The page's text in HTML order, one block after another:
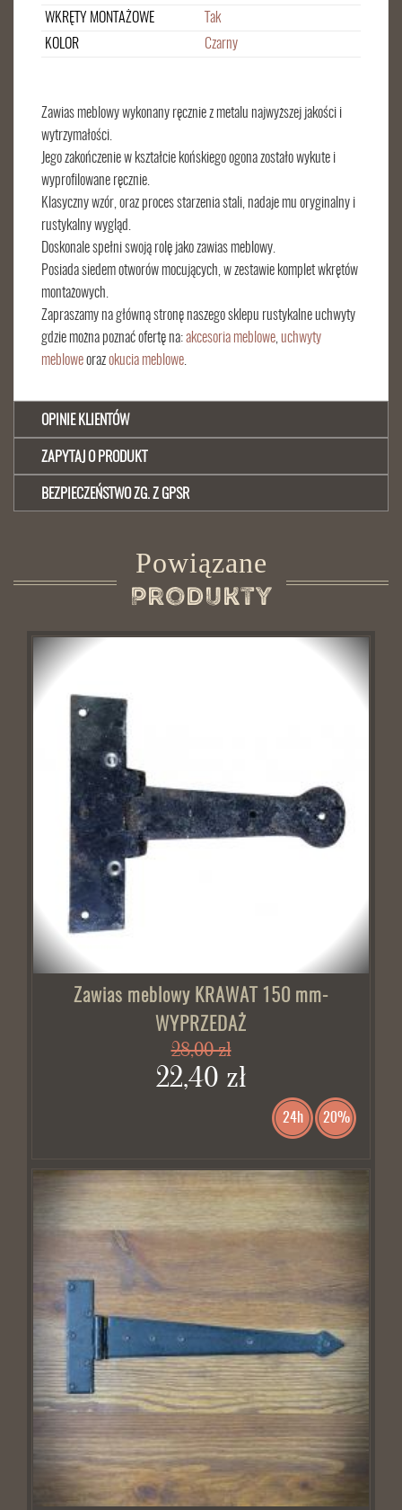
WKRĘTY MONTAŻOWE
Tak
KOLOR
Czarny
Zawias meblowy wykonany ręcznie z metalu najwyższej jakości i
wytrzymałości.
Jego zakończenie w kształcie końskiego ogona zostało wykute i
wyprofilowane ręcznie.
Klasyczny wzór, oraz proces starzenia stali, nadaje mu oryginalny i
rustykalny wygląd.
Doskonale spełni swoją rolę jako zawias meblowy.
Posiada siedem otworów mocujących, w zestawie komplet wkrętów
montażowych.
Zapraszamy na główną stronę naszego sklepu rustykalne uchwyty
gdzie można poznać ofertę na:akcesoria meblowe uchwyty
mebloweorazokucia meblowe
OPINIE KLIENTÓW
ZAPYTAJ O PRODUKT
BEZPIECZEŃSTWO ZG. Z GPSR
Powiązane
Produkty
Zawias meblowy KRAWAT 150 mm-
WYPRZEDAŻ
28,00 zł
22,40 zł
24h 20%